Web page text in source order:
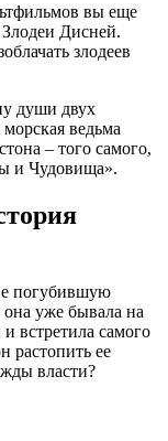
вы еще
Дисней.
злодеев
души двух
ведьма
– того самого,
и Чудовища».
погубившую
она уже бывала на
встретила самого
растопить ее
власти?